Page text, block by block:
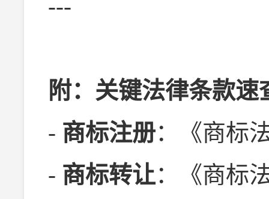
---
附：关键法律条款速
- 商标注册：《商标
- 商标转让：《商标